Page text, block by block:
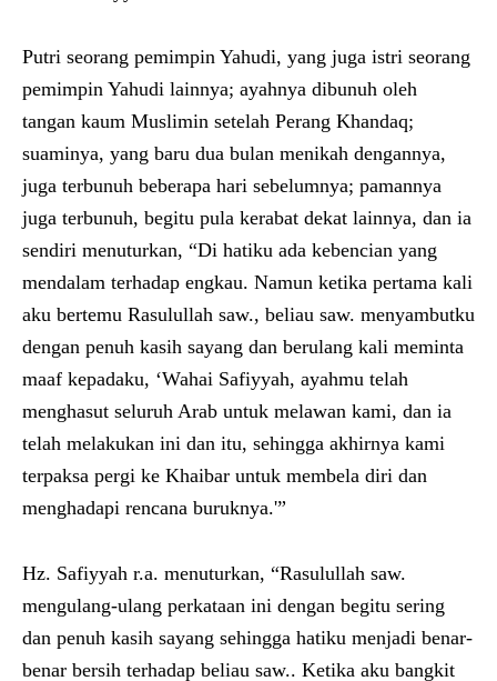
Putri seorang pemimpin Yahudi, yang juga istri seorang
pemimpin Yahudi lainnya; ayahnya dibunuh oleh
tangan kaum Muslimin setelah Perang Khandaq;
suaminya, yang baru dua bulan menikah dengannya,
juga terbunuh beberapa hari sebelumnya; pamannya
juga terbunuh, begitu pula kerabat dekat lainnya, dan ia
sendiri menuturkan, “Di hatiku ada kebencian yang
mendalam terhadap engkau. Namun ketika pertama kali
aku bertemu Rasulullah saw., beliau saw. menyambutku
dengan penuh kasih sayang dan berulang kali meminta
maaf kepadaku, ‘Wahai Safiyyah, ayahmu telah
menghasut seluruh Arab untuk melawan kami, dan ia
telah melakukan ini dan itu, sehingga akhirnya kami
terpaksa pergi ke Khaibar untuk membela diri dan
menghadapi rencana buruknya.'”
Hz. Safiyyah r.a. menuturkan, “Rasulullah saw.
mengulang-ulang perkataan ini dengan begitu sering
dan penuh kasih sayang sehingga hatiku menjadi benar-
benar bersih terhadap beliau saw.. Ketika aku bangkit